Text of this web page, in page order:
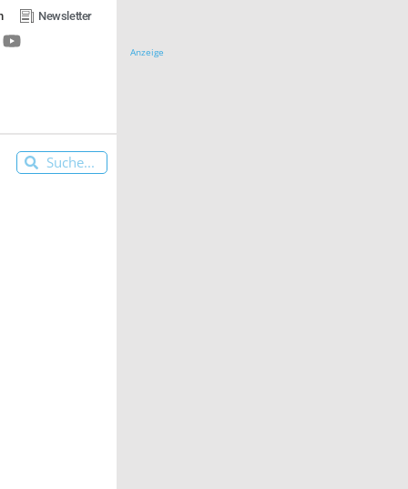
Newsletter
Anzeige